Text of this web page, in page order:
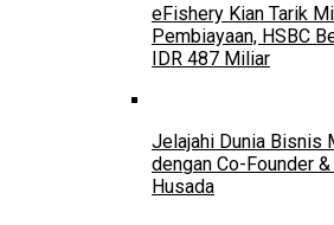
eFishery Kian Tarik
Pembiayaan, HSBC
IDR 487 Miliar
Jelajahi Dunia Bisnis
dengan Co-Founder &
Husada